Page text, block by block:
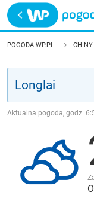
Trwa ładowanie
POLSKA
POGODA WP.PL CHINY
Aktualna pogoda, godz.